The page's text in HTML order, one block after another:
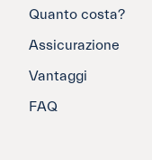
Quanto costa?
Assicurazione
Vantaggi
FAQ